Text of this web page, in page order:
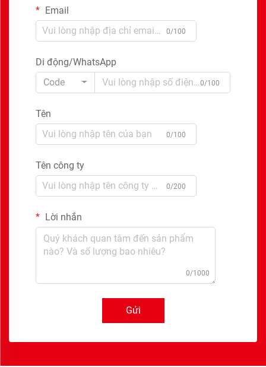
Email
0/100
Di động/WhatsApp
Code
0/100
Tên
0/100
Tên công ty
0/200
Lời nhắn
0/1000
Gửi